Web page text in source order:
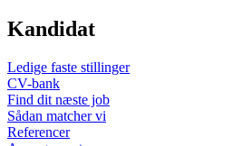
Kandidat
Ledige faste stillinger
CV-bank
Find dit næste job
Sådan matcher vi
Referencer